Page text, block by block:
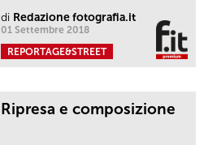
di Redazione fotografia.it
01 Settembre 2018
REPORTAGE&STREET
Ripresa e composizione